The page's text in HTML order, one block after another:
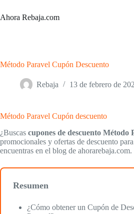
al
contenido
Ahora Rebaja.com
Método Paravel Cupón Descuento
Rebaja 13 de febrero de
Método Paravel Cupón descuento
¿Buscas cupones de descuento Método
promocionales y ofertas de descuento
encuentras en el blog de ahorarebaja.com.
Resumen
¿Cómo obtener un Cupón de